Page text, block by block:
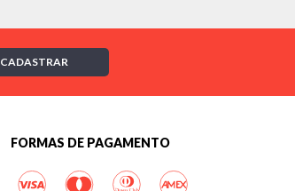
CADASTRAR
FORMAS DE PAGAMENTO